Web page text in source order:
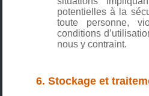
potentielles à la
toute personne,
conditions
nous y contraint.
6. Stockage et